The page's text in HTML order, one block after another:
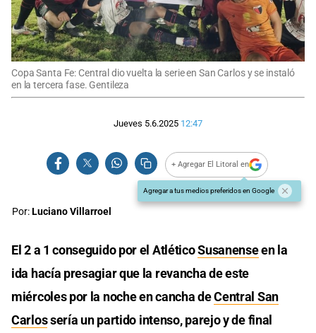
Copa Santa Fe: Central dio vuelta la serie en San Carlos y se instaló
en la tercera fase. Gentileza
Jueves 5.6.2025 12:47
+ Agregar El Litoral en
Agregar a tus medios preferidos en Google
Por:Luciano Villarroel
El 2 a 1 conseguido por el AtléticoSusanenseen la
ida hacía presagiar que la revancha de este
miércoles por la noche en cancha deCentral San
Carlossería un partido intenso, parejo y de final